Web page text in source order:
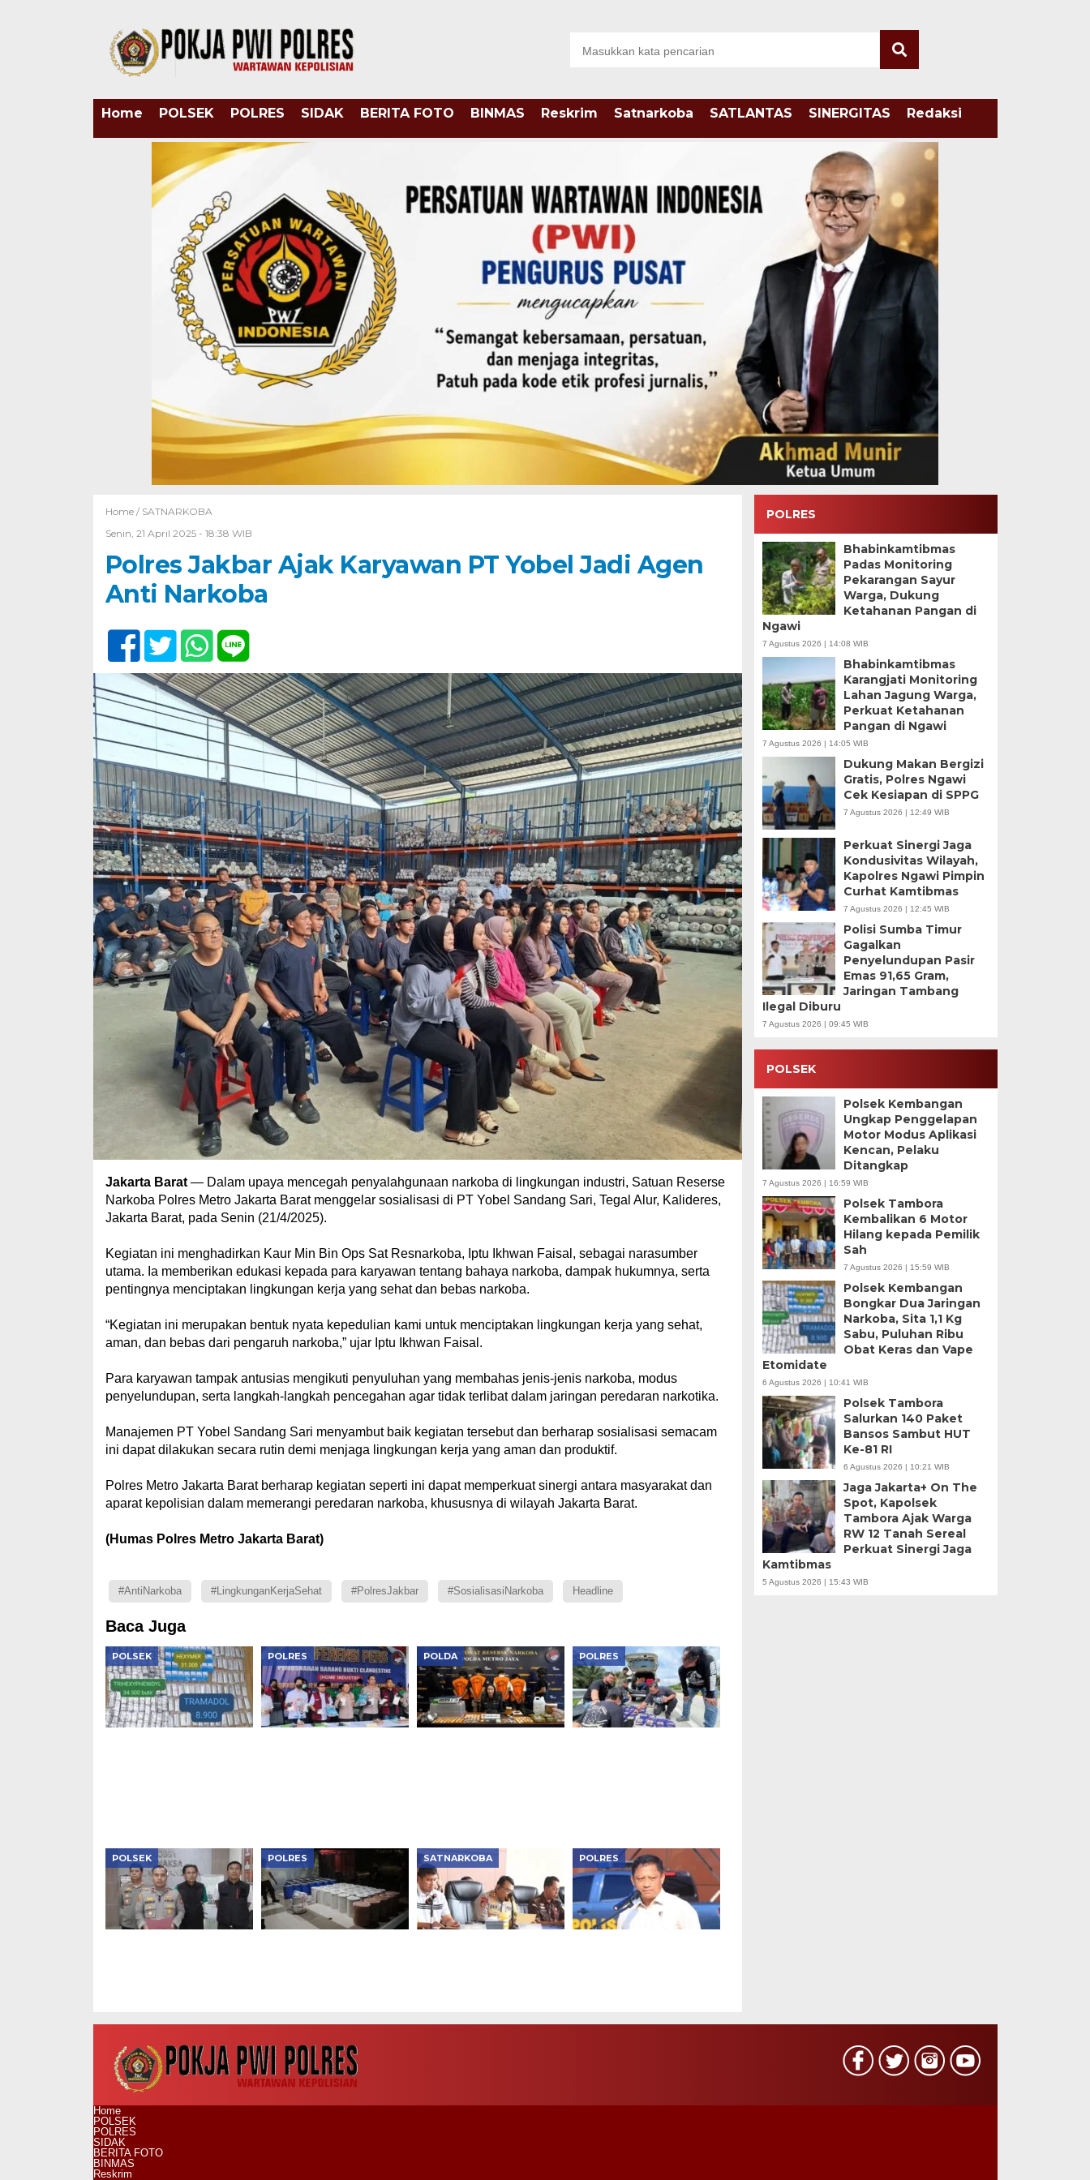
Home POLSEK POLRES SIDAK BERITA FOTO BINMAS Reskrim Satnarkoba SATLANTAS SINERGITAS Redaksi
Home / SATNARKOBA
Senin, 21 April 2025 - 18:38 WIB
Polres Jakbar Ajak Karyawan PT Yobel Jadi Agen
Anti Narkoba
Jakarta Barat— Dalam upaya mencegah penyalahgunaan narkoba di lingkungan industri, Satuan Reserse
Narkoba Polres Metro Jakarta Barat menggelar sosialisasi di PT Yobel Sandang Sari, Tegal Alur, Kalideres,
Jakarta Barat, pada Senin (21/4/2025).
Kegiatan ini menghadirkan Kaur Min Bin Ops Sat Resnarkoba, Iptu Ikhwan Faisal, sebagai narasumber
utama. Ia memberikan edukasi kepada para karyawan tentang bahaya narkoba, dampak hukumnya, serta
pentingnya menciptakan lingkungan kerja yang sehat dan bebas narkoba.
“Kegiatan ini merupakan bentuk nyata kepedulian kami untuk menciptakan lingkungan kerja yang sehat,
aman, dan bebas dari pengaruh narkoba,” ujar Iptu Ikhwan Faisal.
Para karyawan tampak antusias mengikuti penyuluhan yang membahas jenis-jenis narkoba, modus
penyelundupan, serta langkah-langkah pencegahan agar tidak terlibat dalam jaringan peredaran narkotika.
Manajemen PT Yobel Sandang Sari menyambut baik kegiatan tersebut dan berharap sosialisasi semacam
ini dapat dilakukan secara rutin demi menjaga lingkungan kerja yang aman dan produktif.
Polres Metro Jakarta Barat berharap kegiatan seperti ini dapat memperkuat sinergi antara masyarakat dan
aparat kepolisian dalam memerangi peredaran narkoba, khususnya di wilayah Jakarta Barat.
(Humas Polres Metro Jakarta Barat)
#AntiNarkoba #LingkunganKerjaSehat #PolresJakbar #SosialisasiNarkoba Headline
Baca Juga
POLSEK POLRES POLDA POLRES
POLSEK POLRES SATNARKOBA POLRES
POLRES
Bhabinkamtibmas
Padas Monitoring
Pekarangan Sayur
Warga, Dukung
Ketahanan Pangan di
Ngawi
7 Agustus 2026 | 14:08 WIB
Bhabinkamtibmas
Karangjati Monitoring
Lahan Jagung Warga,
Perkuat Ketahanan
Pangan di Ngawi
7 Agustus 2026 | 14:05 WIB
Dukung Makan Bergizi
Gratis, Polres Ngawi
Cek Kesiapan di SPPG
7 Agustus 2026 | 12:49 WIB
Perkuat Sinergi Jaga
Kondusivitas Wilayah,
Kapolres Ngawi Pimpin
Curhat Kamtibmas
7 Agustus 2026 | 12:45 WIB
Polisi Sumba Timur
Gagalkan
Penyelundupan Pasir
Emas 91,65 Gram,
Jaringan Tambang
Ilegal Diburu
7 Agustus 2026 | 09:45 WIB
POLSEK
Polsek Kembangan
Ungkap Penggelapan
Motor Modus Aplikasi
Kencan, Pelaku
Ditangkap
7 Agustus 2026 | 16:59 WIB
Polsek Tambora
Kembalikan 6 Motor
Hilang kepada Pemilik
Sah
7 Agustus 2026 | 15:59 WIB
Polsek Kembangan
Bongkar Dua Jaringan
Narkoba, Sita 1,1 Kg
Sabu, Puluhan Ribu
Obat Keras dan Vape
Etomidate
6 Agustus 2026 | 10:41 WIB
Polsek Tambora
Salurkan 140 Paket
Bansos Sambut HUT
Ke-81 RI
6 Agustus 2026 | 10:21 WIB
Jaga Jakarta+ On The
Spot, Kapolsek
Tambora Ajak Warga
RW 12 Tanah Sereal
Perkuat Sinergi Jaga
Kamtibmas
5 Agustus 2026 | 15:43 WIB
Home
POLSEK
POLRES
SIDAK
BERITA FOTO
BINMAS
Reskrim